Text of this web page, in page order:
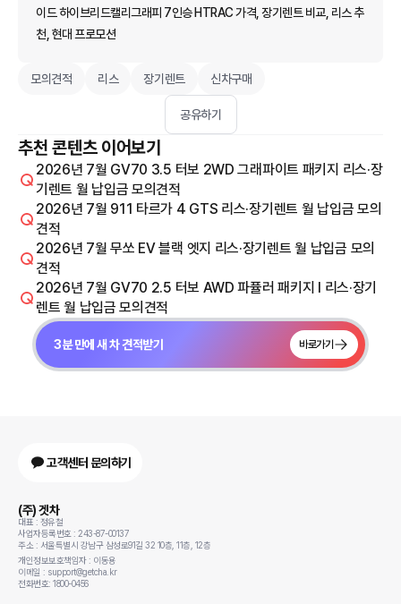
이드 하이브리드캘리그래피 7인승 HTRAC 가격, 장기렌트 비교, 리스 추
천, 현대 프로모션
모의견적 리스 장기렌트 신차구매
공유하기
추천 콘텐츠 이어보기
2026년 7월 GV70 3.5 터보 2WD 그래파이트 패키지 리스·장
기렌트 월 납입금 모의견적
2026년 7월 911 타르가 4 GTS 리스·장기렌트 월 납입금 모의
견적
2026년 7월 무쏘 EV 블랙 엣지 리스·장기렌트 월 납입금 모의
견적
2026년 7월 GV70 2.5 터보 AWD 파퓰러 패키지 I 리스·장기
렌트 월 납입금 모의견적
3분 만에 새 차 견적받기 바로가기
고객센터 문의하기
(주) 겟차
대표 : 정유철
사업자등록번호 : 243-87-00137
주소 : 서울특별시 강남구 삼성로91길 32 10층, 11층, 12층
개인정보보호책임자 : 이동용
이메일 : support@getcha.kr
전화번호: 1800-0456